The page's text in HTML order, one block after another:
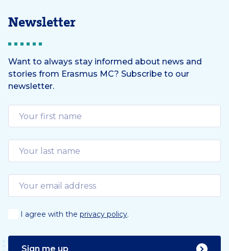
Newsletter
Want to always stay informed about news and
stories from Erasmus MC? Subscribe to our
newsletter.
I agree with the privacy policy.
Sign me up